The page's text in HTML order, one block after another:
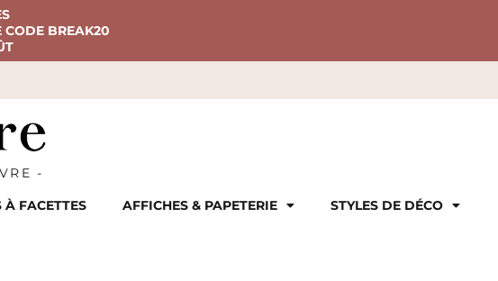
CODE BREAK20
-
À FACETTES AFFICHES & PAPETERIE STYLES DE DÉCO